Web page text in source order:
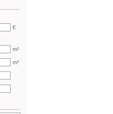
€
m²
m²